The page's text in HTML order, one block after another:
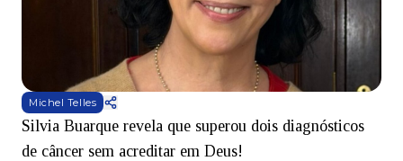
Michel Telles
Silvia Buarque revela que superou dois diagnósticos
de câncer sem acreditar em Deus!